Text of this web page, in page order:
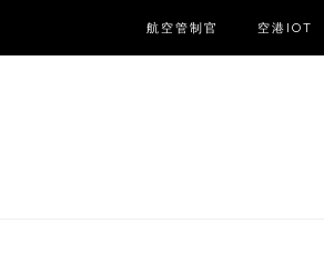
航空管制官 空港IOT